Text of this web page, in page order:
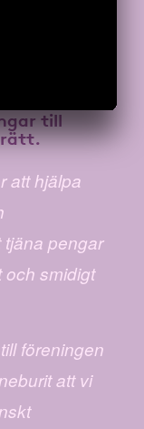
till
att hjälpa
pengar
och smidigt
föreningen
att vi